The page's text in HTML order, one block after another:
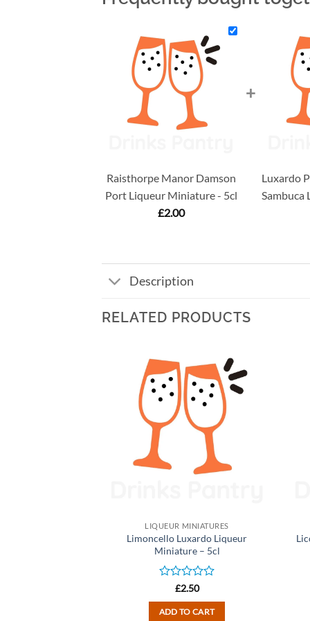
Raisthorpe Manor Damson
Port Liqueur Miniature - 5cl
£2.00
+
Luxardo
Sambuca
Description
RELATED PRODUCTS
LIQUEUR MINIATURES
Limoncello Luxardo Liqueur
Miniature – 5cl
Rated
out
£2.50
ADD TO CART